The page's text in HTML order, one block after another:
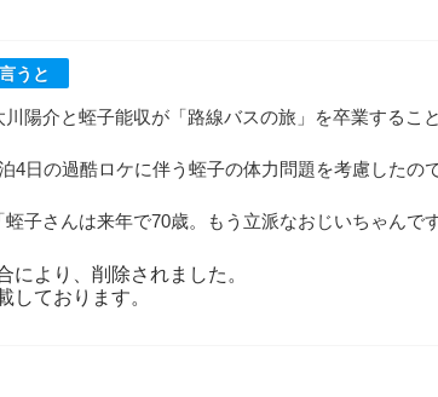
うと
川陽介と蛭子能収が「路線バスの旅」を卒業するこ
4日の過酷ロケに伴う蛭子の体力問題を考慮したの
蛭子さんは来年で70歳。もう立派なおじいちゃんで
により、削除されました。
しております。